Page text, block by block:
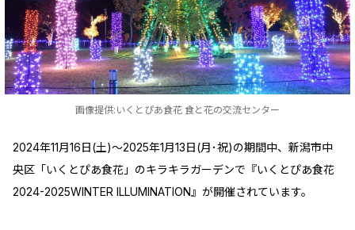
画像提供:いくとぴあ食花 食と花の交流センター
2024年11月16日(土)～2025年1月13日(月･祝)の期間中、新潟市中
央区「いくとぴあ食花」のキラキラガーデンで『いくとぴあ食花
2024-2025WINTER ILLUMINATION』が開催されています。